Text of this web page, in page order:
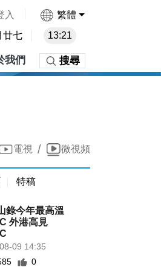
入 繁體
廿七 13:21
我們 搜尋
電視 / 微視頻
特稿
錄今年最高溫
外港高見
09 14:35
0